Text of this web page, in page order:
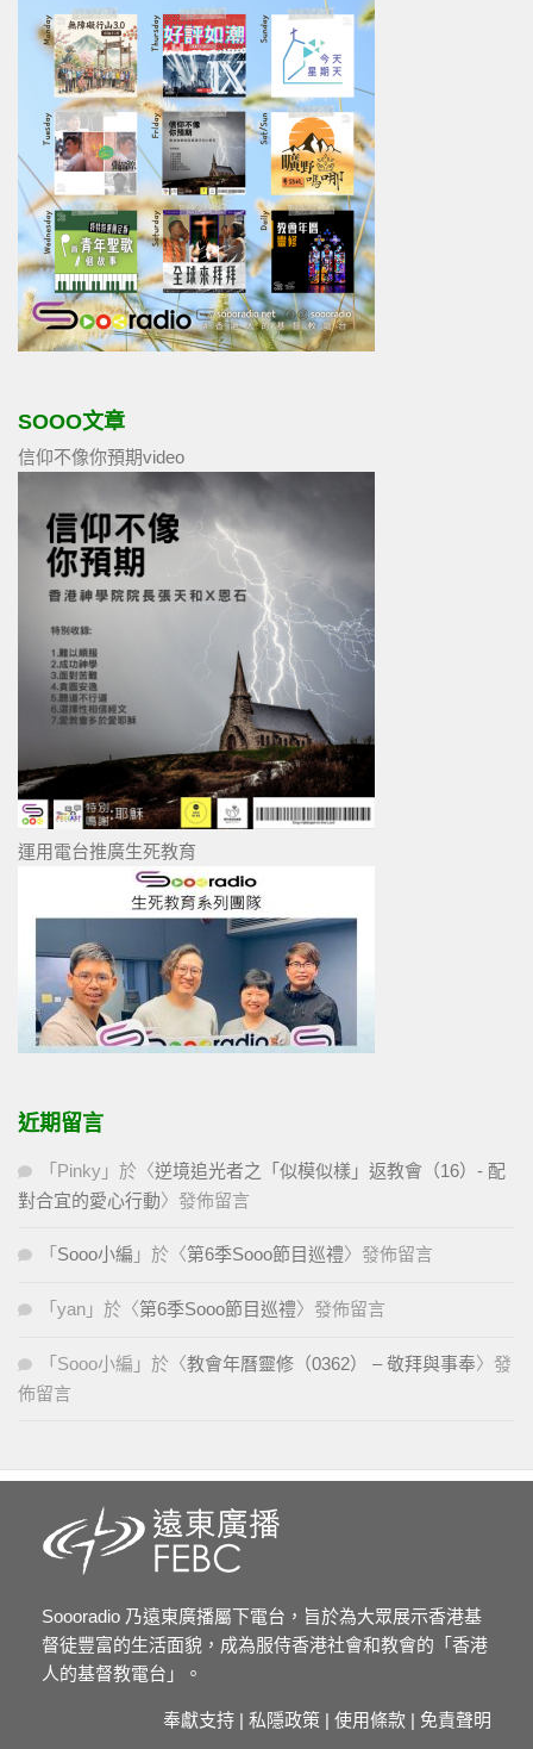
SOOO文章
信仰不像你預期video
運用電台推廣生死教育
近期留言
「 Pinky 」於〈逆境追光者之「似模似樣」返教會（16）- 配
對合宜的愛心行動〉發佈留言
「 Sooo小編 」於〈第6季Sooo節目巡禮〉發佈留言
「 yan 」於〈第6季Sooo節目巡禮〉發佈留言
「 Sooo小編 」於〈教會年曆靈修（0362） – 敬拜與事奉〉發
佈留言
Soooradio 乃遠東廣播屬下電台，旨於為大眾展示香港基
督徒豐富的生活面貌，成為服侍香港社會和教會的「香港
人的基督教電台」。
奉獻支持 | 私隱政策 | 使用條款 | 免責聲明